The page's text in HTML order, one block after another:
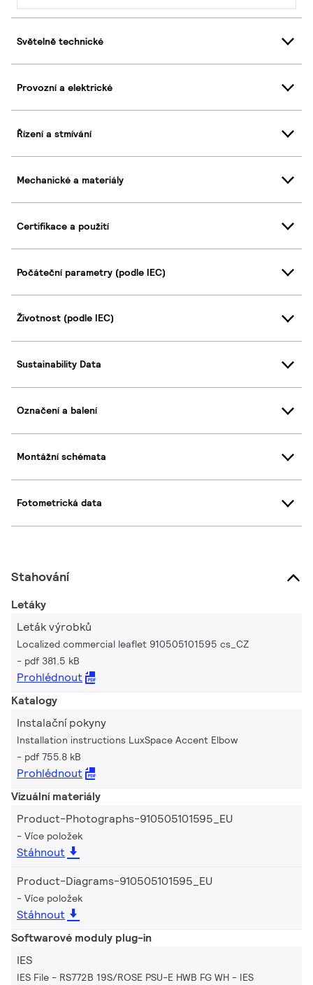
Světelně technické
Provozní a elektrické
Řízení a stmívání
Mechanické a materiály
Certifikace a použití
Počáteční parametry (podle IEC)
Životnost (podle IEC)
Sustainability Data
Označení a balení
Montážní schémata
Fotometrická data
Stahování
Letáky
Leták výrobků
Localized commercial leaflet 910505101595 cs_CZ
pdf 381.5 kB
Prohlédnout
Katalogy
Instalační pokyny
Installation instructions LuxSpace Accent Elbow
pdf 755.8 kB
Prohlédnout
Vizuální materiály
Product-Photographs-910505101595_EU
Více položek
Stáhnout
Product-Diagrams-910505101595_EU
Více položek
Stáhnout
Softwarové moduly plug-in
IES
IES File - RS772B 19S/ROSE PSU-E HWB FG WH IES